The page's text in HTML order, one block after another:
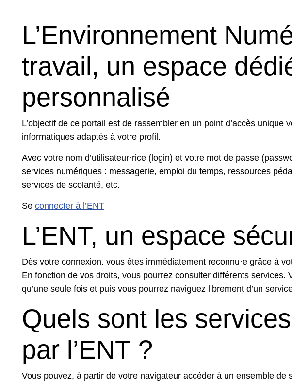
L’Environnement
travail, un espace
personnalisé
L’objectif de ce portail est de rassembler en un point d’accès unique
informatiques adaptés à votre profil.
Avec votre nom d’utilisateur·rice (login) et votre mot de passe
services numériques : messagerie, emploi du temps, ressources
services de scolarité, etc.
Se connecter à l’ENT
L’ENT, un espace
Dès votre connexion, vous êtes immédiatement reconnu·e grâce à
En fonction de vos droits, vous pourrez consulter différents services.
qu’une seule fois et puis vous pourrez naviguez librement d’un
Quels sont les
par l’ENT ?
Vous pouvez, à partir de votre navigateur accéder à un ensemble de